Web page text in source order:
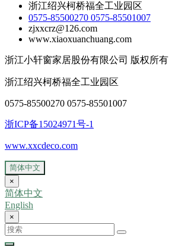
浙江绍兴柯桥福全工业园区
0575-85500270 0575-85501007
zjxxcrz@126.com
www.xiaoxuanchuang.com
浙江小轩窗家居股份有限公司 版权所有
浙江绍兴柯桥福全工业园区
0575-85500270 0575-85501007
浙ICP备15024971号-1
www.xxcdeco.com
简体中文
×
简体中文
English
×